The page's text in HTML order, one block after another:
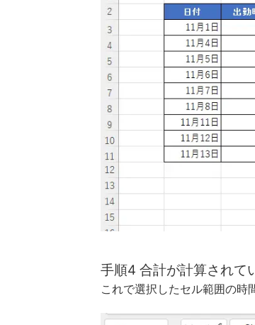
手順4 合計が計算されて
これで選択したセル範囲の時